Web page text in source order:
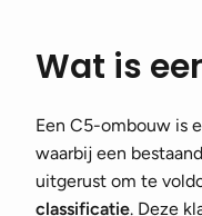
Wat is
Een C5-ombouw is
waarbij een
uitgerust om te
classificatie. Deze